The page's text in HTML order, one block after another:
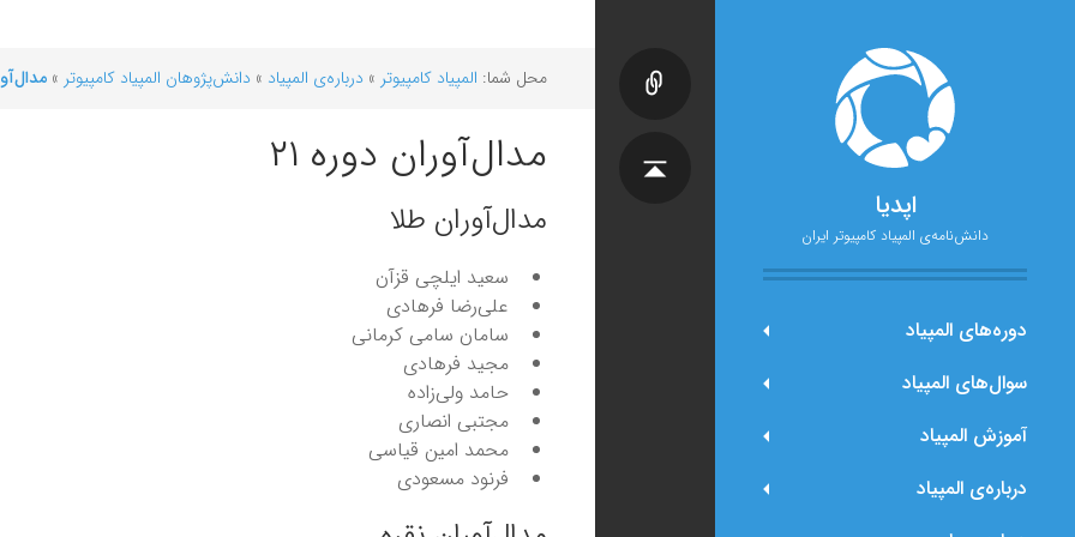
اپدیا
دانش‌نامه‌ی المپیاد کامپیوتر ایران
دوره‌های المپیاد
سوال‌های المپیاد
آموزش المپیاد
درباره‌ی المپیاد
محل شما: المپیاد کامپیوتر » درباره‌ی المپیاد » دانش‌پژوهان المپیاد کامپیوتر »
مدال‌آوران دوره ۲۱
مدال‌آوران طلا
سعید ایلچی قزآن
علی‌رضا فرهادی
سامان سامی کرمانی
مجید فرهادی
حامد ولی‌زاده
مجتبی انصاری
محمد امین قیاسی
فرنود مسعودی